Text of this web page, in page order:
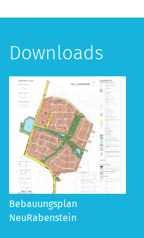
Downloads
Bebauungsplan
NeuRabenstein